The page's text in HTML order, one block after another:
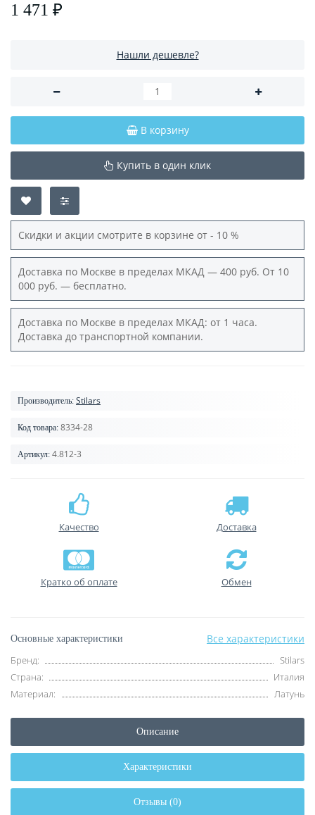
1 471 ₽
Нашли дешевле?
В корзину
Купить в один клик
Скидки и акции смотрите в корзине от - 10 %
Доставка по Москве в пределах МКАД — 400 руб. От 10
000 руб. — бесплатно.
Доставка по Москве в пределах МКАД: от 1 часа.
Доставка до транспортной компании.
Производитель: Stilars
Код товара: 8334-28
Артикул: 4.812-3
Качество Доставка
Кратко об оплате Обмен
Основные характеристики Все характеристики
Бренд:
Stilars
Страна:
Италия
Материал:
Латунь
Описание
Характеристики
Отзывы (0)